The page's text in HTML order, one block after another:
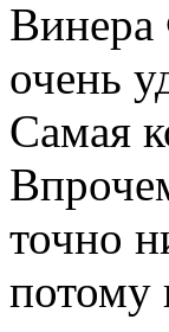
Винера
очень
Самая
точно
потому